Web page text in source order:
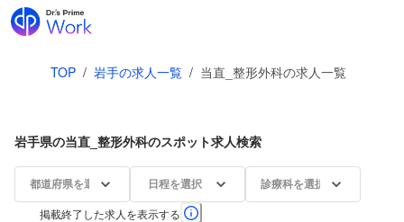
TOP / 岩手の求人一覧 / 当直_整形外科の求人一覧
岩手県の当直_整形外科のスポット求人検索
都道府県を選択 日程を選択 診療科を選択
掲載終了した求人を表示する